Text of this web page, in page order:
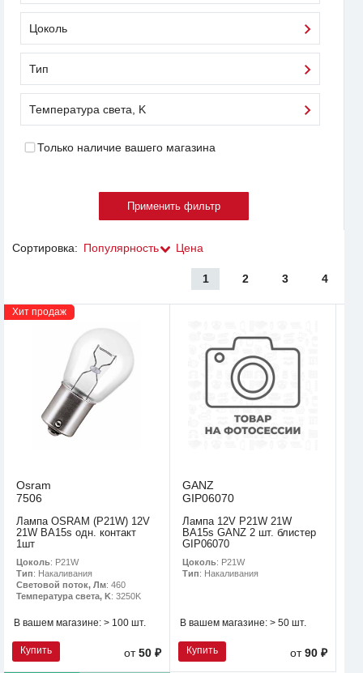
Цоколь
Тип
Температура света, K
Только наличие вашего магазина
Сортировка: Популярность Цена
1 2 3 4
Хит продаж
Osram
7506
Лампа OSRAM (P21W) 12V
21W BA15s одн. контакт
1шт
Цоколь: P21W
Тип: Накаливания
Световой поток, Лм: 460
Температура света, K: 3250K
В вашем магазине: > 100 шт.
Купить от50 ₽
GANZ
GIP06070
Лампа 12V P21W 21W
BA15s GANZ 2 шт. блистер
GIP06070
Цоколь: P21W
Тип: Накаливания
В вашем магазине: > 50 шт.
Купить от90 ₽